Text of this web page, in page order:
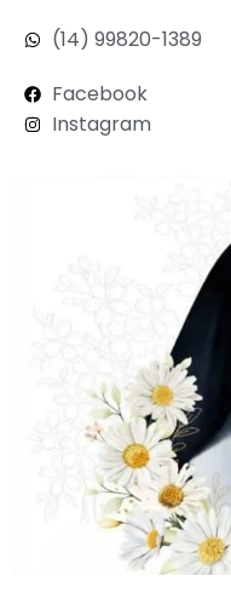
(14) 99820-1389
Facebook
Instagram